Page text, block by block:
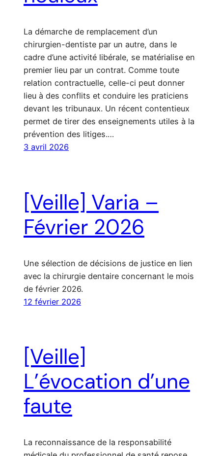
La démarche de remplacement d’un
chirurgien-dentiste par un autre, dans le
cadre d’une activité libérale, se matérialise en
premier lieu par un contrat. Comme toute
relation contractuelle, celle-ci peut donner
lieu à des conflits et conduire les praticiens
devant les tribunaux. Un récent contentieux
permet de tirer des enseignements utiles à la
prévention des litiges.…
3 avril 2026
[Veille] Varia –
Février 2026
Une sélection de décisions de justice en lien
avec la chirurgie dentaire concernant le mois
de février 2026.
12 février 2026
[Veille]
L’évocation d’une
faute
La reconnaissance de la responsabilité